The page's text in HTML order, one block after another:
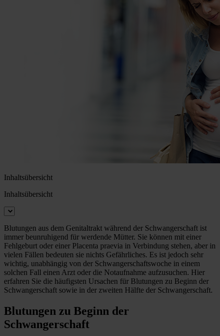
Inhaltsübersicht
Inhaltsübersicht
Blutungen aus dem Genitaltrakt während der Schwangerschaft ist
immer beunruhigend für werdende Mütter. Sie können mit einer
Fehlgeburt oder einer Placenta praevia in Verbindung stehen, aber in
vielen Fällen bedeuten sie nichts Gefährliches. Es ist jedoch sehr
wichtig, unabhängig von der Schwangerschaftswoche in einem
solchen Fall einen Arzt oder die Notaufnahme aufzusuchen. Hier
erfahren Sie die häufigsten Ursachen für Blutungen zu Beginn der
Schwangerschaft sowie in der zweiten Hälfte der Schwangerschaft.
Blutungen zu Beginn der
Schwangerschaft